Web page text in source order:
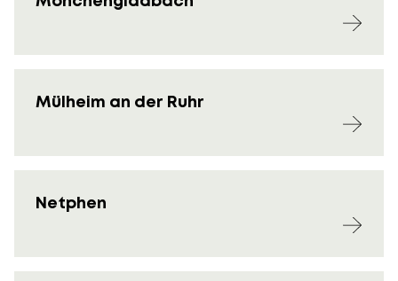
Mülheim an der Ruhr
Netphen